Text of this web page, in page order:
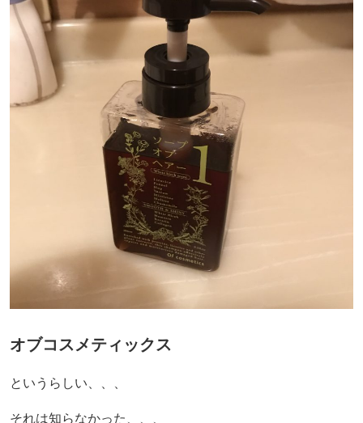
オブコスメティックス
というらしい、、、
それは知らなかった、、、